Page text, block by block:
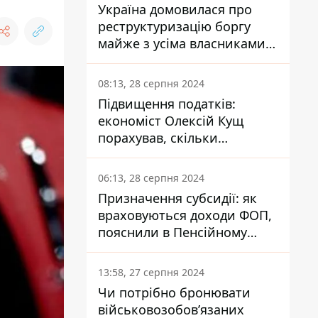
Україна домовилася про
реструктуризацію боргу
майже з усіма власниками
єврооблігацій: що це
означає для країни
08:13, 28 серпня 2024
Підвищення податків:
економіст Олексій Кущ
порахував, скільки
заплатить кожен українець
06:13, 28 серпня 2024
Призначення субсидії: як
враховуються доходи ФОП,
пояснили в Пенсійному
фонді
13:58, 27 серпня 2024
Чи потрібно бронювати
військовозобов’язаних